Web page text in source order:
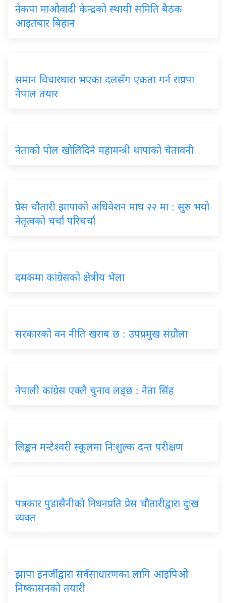
नेकपा माओवादी केन्द्रको स्थायी समिति बैठक
आइतबार बिहान
समान विचारधारा भएका दलसँग एकता गर्न राप्रपा
नेपाल तयार
नेताको पोल खोलिदिने महामन्त्री थापाको चेतावनी
प्रेस चौतारी झापाको अधिवेशन माघ २२ मा : सुरु भयो
नेतृत्वको चर्चा परिचर्चा
दमकमा कांग्रेसको क्षेत्रीय भेला
सरकारको वन नीति खराब छ : उपप्रमुख संग्रौला
नेपाली कांग्रेस एक्लै चुनाव लड्छ : नेता सिंह
लिङ्कन मन्टेश्वरी स्कूलमा निःशुल्क दन्त परीक्षण
पत्रकार पुडासैनीकाे निधनप्रति प्रेस चौतारीद्वारा दुःख
व्यक्त
झापा इनर्जीद्वारा सर्वसाधारणका लागि आइपिओ
निष्कासनको तयारी